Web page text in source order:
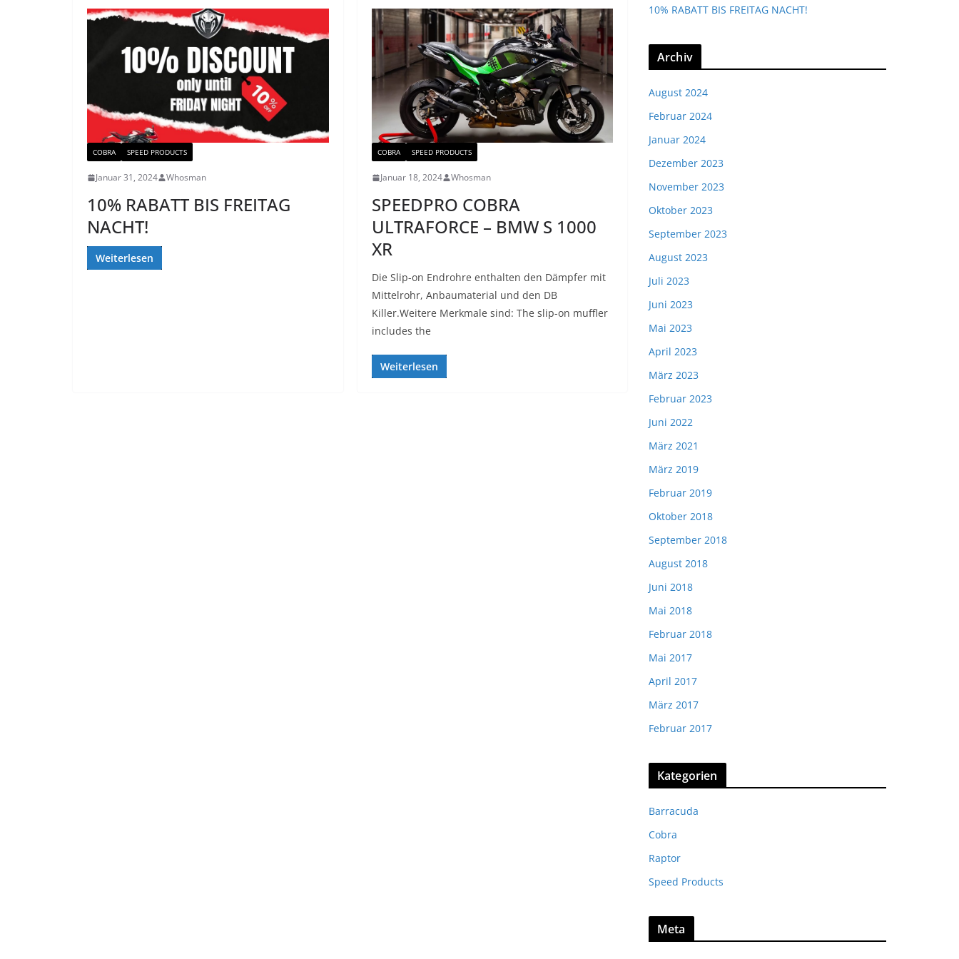
COBRA SPEED PRODUCTS
Januar 31, 2024 Whosman
10% RABATT BIS FREITAG
NACHT!
Weiterlesen
COBRA SPEED PRODUCTS
Januar 18, 2024 Whosman
SPEEDPRO COBRA
ULTRAFORCE – BMW S 1000
XR
Die Slip-on Endrohre enthalten den Dämpfer mit
Mittelrohr, Anbaumaterial und den DB
Killer.Weitere Merkmale sind: The slip-on muffler
includes the
Weiterlesen
10% RABATT BIS FREITAG NACHT!
Archiv
August 2024
Februar 2024
Januar 2024
Dezember 2023
November 2023
Oktober 2023
September 2023
August 2023
Juli 2023
Juni 2023
Mai 2023
April 2023
März 2023
Februar 2023
Juni 2022
März 2021
März 2019
Februar 2019
Oktober 2018
September 2018
August 2018
Juni 2018
Mai 2018
Februar 2018
Mai 2017
April 2017
März 2017
Februar 2017
Kategorien
Barracuda
Cobra
Raptor
Speed Products
Meta